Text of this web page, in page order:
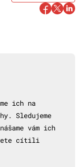
ich na
Sledujeme
vám ich
cítili